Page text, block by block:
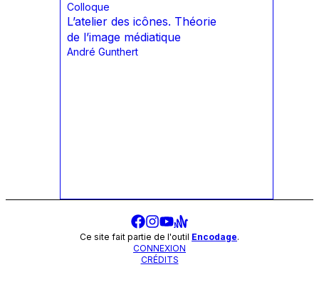
Colloque
L’atelier des icônes. Théorie
de l’image médiatique
André Gunthert
Ce site fait partie de l'outil Encodage.
CONNEXION
CRÉDITS